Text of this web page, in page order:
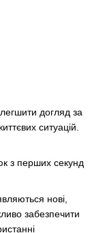
догляд за
ситуацій.
з перших секунд
нові,
забезпечити